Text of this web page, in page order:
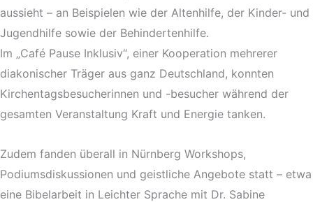
aussieht – an Beispielen wie der Altenhilfe, der Kinder- und
Jugendhilfe sowie der Behindertenhilfe.
Im „Café Pause Inklusiv“, einer Kooperation mehrerer
diakonischer Träger aus ganz Deutschland, konnten
Kirchentagsbesucherinnen und -besucher während der
gesamten Veranstaltung Kraft und Energie tanken.
Zudem fanden überall in Nürnberg Workshops,
Podiumsdiskussionen und geistliche Angebote statt – etwa
eine Bibelarbeit in Leichter Sprache mit Dr. Sabine